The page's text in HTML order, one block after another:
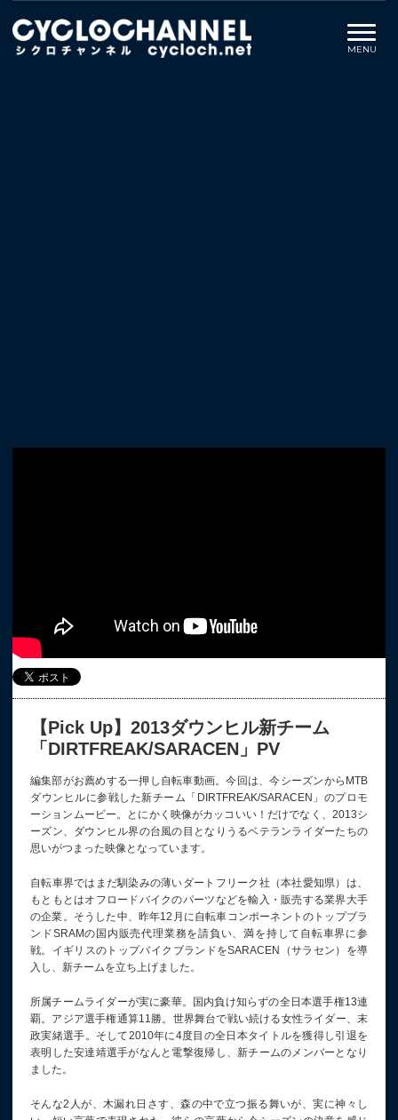
【Pick Up】2013ダウンヒル新チーム
「DIRTFREAK/SARACEN」PV
編集部がお薦めする一押し自転車動画。今回は、今シーズンからMTB
ダウンヒルに参戦した新チーム「DIRTFREAK/SARACEN」のプロモ
ーションムービー。とにかく映像がカッコいい！だけでなく、2013シ
ーズン、ダウンヒル界の台風の目となりうるベテランライダーたちの
思いがつまった映像となっています。
自転車界ではまだ馴染みの薄いダートフリーク社（本社愛知県）は、
もともとはオフロードバイクのパーツなどを輸入・販売する業界大手
の企業。そうした中、昨年12月に自転車コンポーネントのトップブラ
ンドSRAMの国内販売代理業務を請負い、満を持して自転車界に参
戦。イギリスのトップバイクブランドをSARACEN（サラセン）を導
入し、新チームを立ち上げました。
所属チームライダーが実に豪華。国内負け知らずの全日本選手権13連
覇。アジア選手権通算11勝。世界舞台で戦い続ける女性ライダー、末
政実緒選手。そして2010年に4度目の全日本タイトルを獲得し引退を
表明した安達靖選手がなんと電撃復帰し、新チームのメンバーとなり
ました。
そんな2人が、木漏れ日さす、森の中で立つ振る舞いが、実に神々し